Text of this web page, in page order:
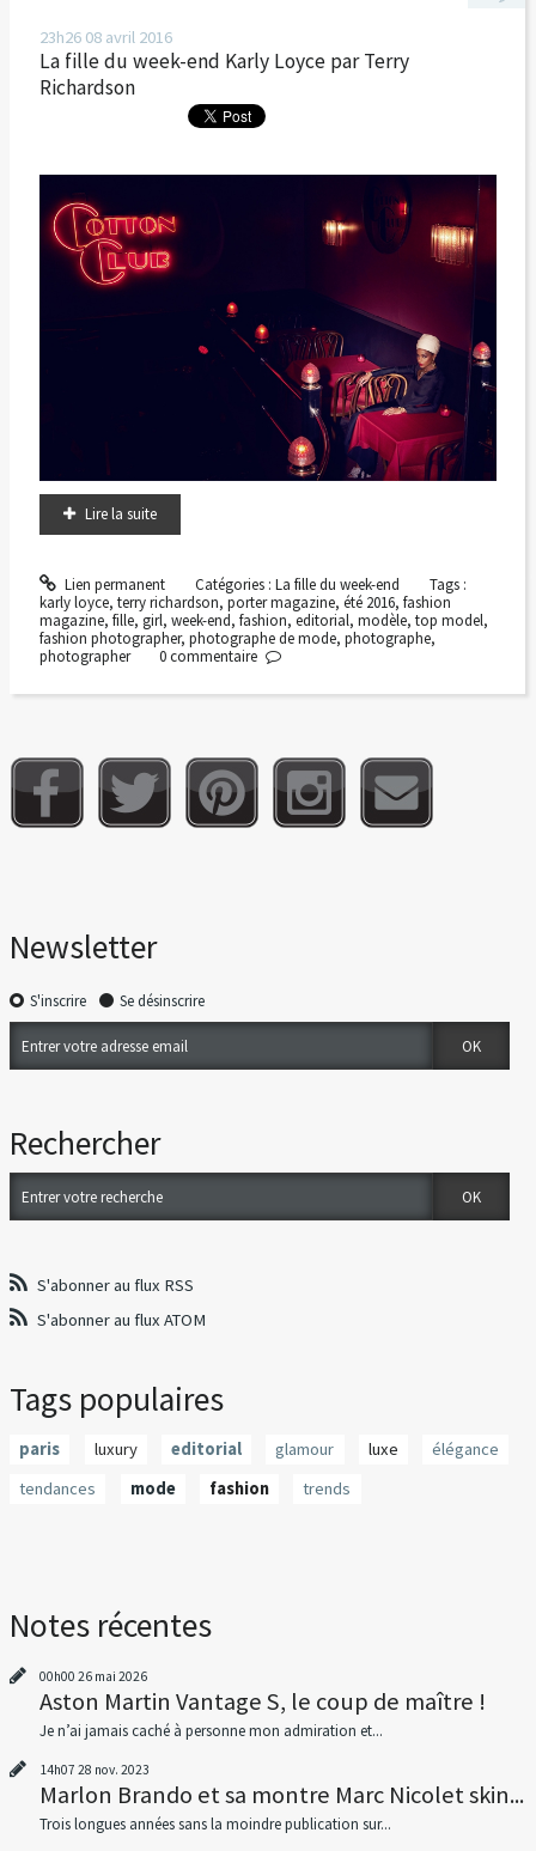
23h26 08 avril 2016
La fille du week-end Karly Loyce par Terry
Richardson
Lire la suite
Lien permanent Catégories : La fille du week-end
Tags :
karly loyce, terry richardson, porter magazine, été 2016, fashion
magazine, fille, girl, week-end, fashion, editorial, modèle, top model,
fashion photographer, photographe de mode, photographe,
photographer
0commentaire
Newsletter
S'inscrire Se désinscrire
Rechercher
S'abonner au flux RSS
S'abonner au flux ATOM
Tags populaires
paris luxury editorial glamour luxe
élégance
tendances
mode fashion trends
Notes récentes
00h00 26 mai 2026
Aston Martin Vantage S, le coup de maître !
Je n’ai jamais caché à personne mon admiration et...
14h07 28 nov. 2023
Marlon Brando et sa montre Marc Nicolet skin...
Trois longues années sans la moindre publication sur...